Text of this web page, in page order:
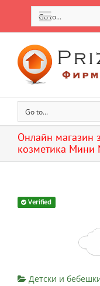
Go to...
Go to...
Онлайн магазин
козметика Мини
Verified
Детски и